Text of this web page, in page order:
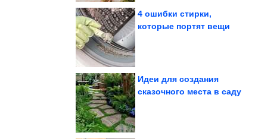
4 ошибки стирки,
которые портят вещи
Идеи для создания
сказочного места в саду